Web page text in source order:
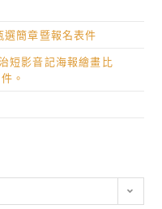
簡章暨報名表件
短影音記海報繪畫比
。